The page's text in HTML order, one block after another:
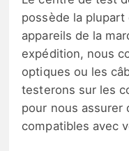
possède la
appareils de la
expédition, nous
optiques ou les
testerons sur les
pour nous assurer
compatibles avec